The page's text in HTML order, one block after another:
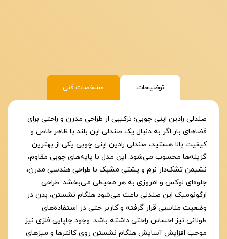
توضیحات مشخصات فنی
صندلی رادین اپنی چوبی؛ ترکیبی از طراحی مدرن و راحتی برای
فضاهای بار اگر به دنبال یک صندلی اپن بلند با ظاهر خاص و
کیفیت بالا هستید، صندلی رادین اپنی چوبی یکی از بهترین
گزینه‌ها محسوب می‌شود. این مدل با پایه‌های چوبی مقاوم،
نشیمن تشک‌دار نرم و پشتی مشبک با طراحی هندسی مدرن،
جلوه‌ای لوکس و امروزی به هر محیطی می‌بخشد. طراحی
ارگونومیک این صندلی باعث می‌شود هنگام نشستن، بدن در
وضعیت مناسبی قرار گرفته و کاربر حتی در استفاده‌های
طولانی نیز احساس راحتی داشته باشد. وجود جاپایی فلزی نیز
موجب افزایش آسایش هنگام نشستن روی کانترها و میزهای